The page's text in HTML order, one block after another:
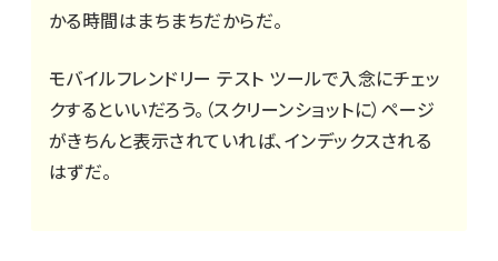
かる時間はまちまちだからだ。
モバイルフレンドリー テスト ツールで入念にチェッ
クするといいだろう。（スクリーンショットに）ページ
がきちんと表示されていれば、インデックスされる
はずだ。